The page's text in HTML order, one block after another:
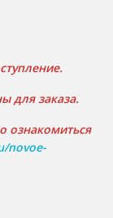
для заказа.
ознакомиться
novoe-